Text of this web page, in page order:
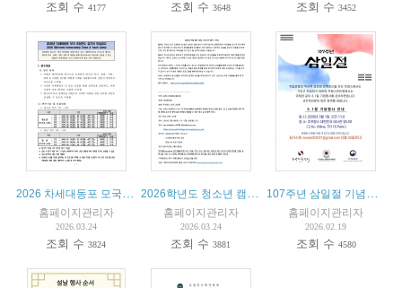
조회 수4177 조회 수3648 조회 수 3452
홈페이지관리자
2026.03.24
조회 수3824
홈페이지관리자
2026.03.24
조회 수3881
홈페이지관리자
2026.02.19
조회 수 4580